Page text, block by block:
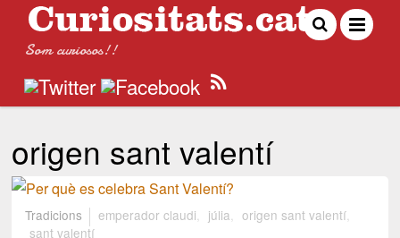
Som curiosos!!
origen sant valentí
Tradicions emperador claudi júlia origen sant valentí,
sant valentí